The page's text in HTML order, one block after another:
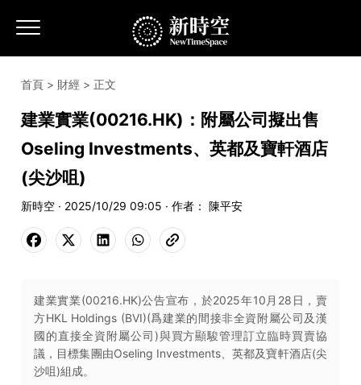
首頁 > 財經 > 正文
建業實業(00216.HK)：附屬公司擬出售
Oseling Investments、英都及寶軒酒店
(尖沙咀)
新時空 · 2025/10/29 09:05 · 作者： 陳平安
建業實業(00216.HK)公告宣布，於2025年10月28日，賣
方HKL Holdings (BVI)(爲建業的間接非全資附屬公司及漢
國的直接全資附屬公司)與買方顯駿管理訂立臨時買賣協
議，目標集團由Oseling Investments、英都及寶軒酒店(尖
沙咀)組成。